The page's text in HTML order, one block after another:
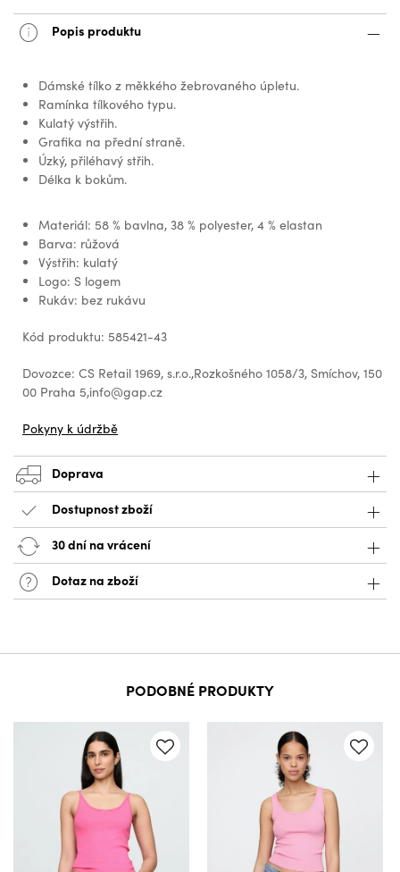
Popis produktu
Dámské tílko z měkkého žebrovaného úpletu.
Ramínka tílkového typu.
Kulatý výstřih.
Grafika na přední straně.
Úzký, přiléhavý střih.
Délka k bokům.
Materiál: 58 % bavlna, 38 % polyester, 4 % elastan
Barva: růžová
Výstřih: kulatý
Logo: S logem
Rukáv: bez rukávu
Kód produktu: 585421-43
Dovozce: CS Retail 1969, s.r.o.,Rozkošného 1058/3, Smíchov, 150
00 Praha 5,info@gap.cz
Pokyny k údržbě
Doprava
Dostupnost zboží
30 dní na vrácení
Dotaz na zboží
PODOBNÉ PRODUKTY